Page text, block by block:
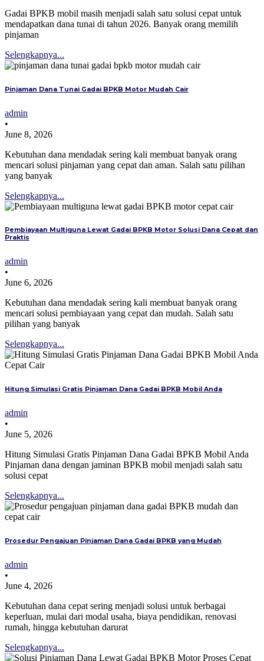
Gadai BPKB mobil masih menjadi salah satu solusi cepat untuk
mendapatkan dana tunai di tahun 2026. Banyak orang memilih
pinjaman
Selengkapnya...
Pinjaman Dana Tunai Gadai BPKB Motor Mudah Cair
admin
•
June 8, 2026
Kebutuhan dana mendadak sering kali membuat banyak orang
mencari solusi pinjaman yang cepat dan aman. Salah satu pilihan
yang banyak
Selengkapnya...
Pembiayaan Multiguna Lewat Gadai BPKB Motor Solusi Dana Cepat dan
Praktis
admin
•
June 6, 2026
Kebutuhan dana mendadak sering kali membuat banyak orang
mencari solusi pembiayaan yang cepat dan mudah. Salah satu
pilihan yang banyak
Selengkapnya...
Hitung Simulasi Gratis Pinjaman Dana Gadai BPKB Mobil Anda
admin
•
June 5, 2026
Hitung Simulasi Gratis Pinjaman Dana Gadai BPKB Mobil Anda
Pinjaman dana dengan jaminan BPKB mobil menjadi salah satu
solusi cepat
Selengkapnya...
Prosedur Pengajuan Pinjaman Dana Gadai BPKB yang Mudah
admin
•
June 4, 2026
Kebutuhan dana cepat sering menjadi solusi untuk berbagai
keperluan, mulai dari modal usaha, biaya pendidikan, renovasi
rumah, hingga kebutuhan darurat
Selengkapnya...